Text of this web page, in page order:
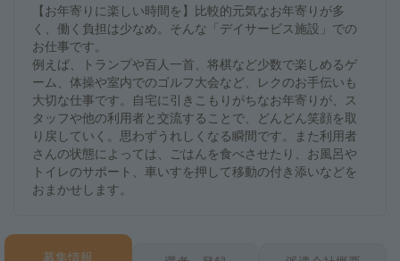
【お年寄りに楽しい時間を】比較的元気なお年寄りが多
く、働く負担は少なめ。そんな「デイサービス施設」での
お仕事です。
例えば、トランプや百人一首、将棋など少数で楽しめるゲ
ーム、体操や室内でのゴルフ大会など、レクのお手伝いも
大切な仕事です。自宅に引きこもりがちなお年寄りが、ス
タッフや他の利用者と交流することで、どんどん笑顔を取
り戻していく。思わずうれしくなる瞬間です。また利用者
さんの状態によっては、ごはんを食べさせたり、お風呂や
トイレのサポート、車いすを押して移動の付き添いなどを
おまかせします。
募集情報